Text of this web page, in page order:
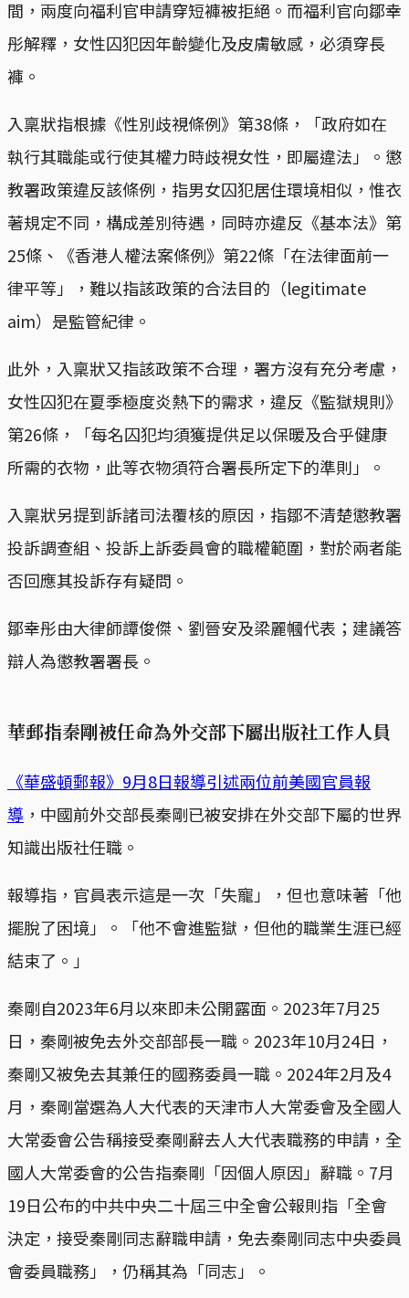
間，兩度向福利官申請穿短褲被拒絕。而福利官向鄒幸
彤解釋，女性囚犯因年齡變化及皮膚敏感，必須穿長
褲。
入稟狀指根據《性別歧視條例》第38條，「政府如在
執行其職能或行使其權力時歧視女性，即屬違法」。懲
教署政策違反該條例，指男女囚犯居住環境相似，惟衣
著規定不同，構成差別待遇，同時亦違反《基本法》第
25條、《香港人權法案條例》第22條「在法律面前一
律平等」，難以指該政策的合法目的（legitimate
aim）是監管紀律。
此外，入稟狀又指該政策不合理，署方沒有充分考慮，
女性囚犯在夏季極度炎熱下的需求，違反《監獄規則》
第26條，「每名囚犯均須獲提供足以保暖及合乎健康
所需的衣物，此等衣物須符合署長所定下的準則」。
入稟狀另提到訴諸司法覆核的原因，指鄒不清楚懲教署
投訴調查組、投訴上訴委員會的職權範圍，對於兩者能
否回應其投訴存有疑問。
鄒幸彤由大律師譚俊傑、劉晉安及梁麗幗代表；建議答
辯人為懲教署署長。
華郵指秦剛被任命為外交部下屬出版社工作人員
《華盛頓郵報》9月8日報導引述兩位前美國官員報
導 ，中國前外交部長秦剛已被安排在外交部下屬的世界
知識出版社任職。
報導指，官員表示這是一次「失寵」，但也意味著「他
擺脫了困境」。「他不會進監獄，但他的職業生涯已經
結束了。」
秦剛自2023年6月以來即未公開露面。2023年7月25
日，秦剛被免去外交部部長一職。2023年10月24日，
秦剛又被免去其兼任的國務委員一職。2024年2月及4
月，秦剛當選為人大代表的天津市人大常委會及全國人
大常委會公告稱接受秦剛辭去人大代表職務的申請，全
國人大常委會的公告指秦剛「因個人原因」辭職。7月
19日公布的中共中央二十屆三中全會公報則指「全會
決定，接受秦剛同志辭職申請，免去秦剛同志中央委員
會委員職務」，仍稱其為「同志」。